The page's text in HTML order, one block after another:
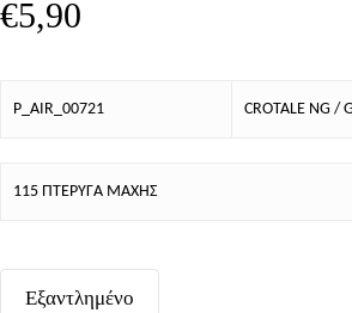
€5,90
P_AIR_00721 CROTALE NG
115 ΠΤΕΡΥΓΑ ΜΑΧΗΣ
Εξαντλημένο